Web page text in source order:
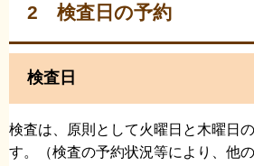
2 検査日の予約
検査日
検査は、原則として火曜日と木曜日
す。（検査の予約状況等により、他